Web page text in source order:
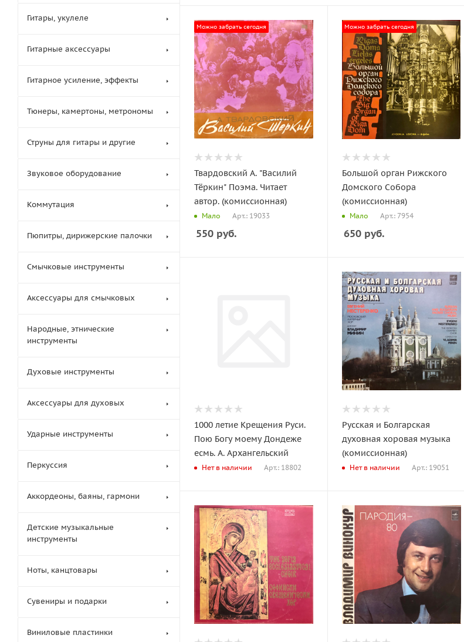
Можно забрать сегодня
Твардовский А. "Василий
Тёркин" Поэма. Читает
автор. (комиссионная)
Мало Арт.: 19033
550 руб.
Можно забрать сегодня
Большой орган Рижского
Домского Собора
(комиссионная)
Мало Арт.: 7954
650руб.
1000 летие Крещения Руси.
Пою Богу моему Дондеже
есмь. А. Архангельский
Нет в наличии Арт.: 18802
Русская и Болгарская
духовная хоровая музыка
(комиссионная)
Нет в наличии Арт.: 19051
Гитары, укулеле
Гитарные аксессуары
Гитарное усиление, эффекты
Тюнеры, камертоны, метрономы
Струны для гитары и другие
Звуковое оборудование
Коммутация
Пюпитры, дирижерские палочки
Смычковые инструменты
Аксессуары для смычковых
Народные, этнические
инструменты
Духовые инструменты
Аксессуары для духовых
Ударные инструменты
Перкуссия
Аккордеоны, баяны, гармони
Детские музыкальные
инструменты
Ноты, канцтовары
Сувениры и подарки
Виниловые пластинки